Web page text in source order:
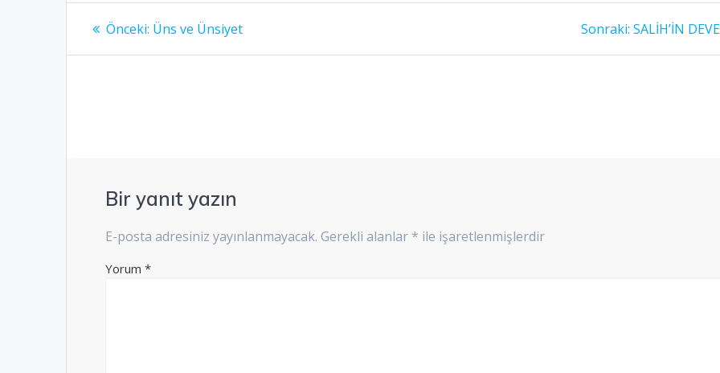
Yazı
gezinmesi
Önceki: Önceki
Üns ve Ünsiyet Sonraki: Sonraki
SALİH’İN
Bir yanıt yazın
E-posta adresiniz yayınlanmayacak. Gerekli alanlar * ile işaretlenmişlerdir
Yorum*